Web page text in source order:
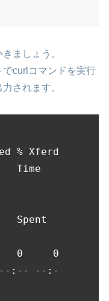
ましょう。
でcurlコマンドを実行
されます。
Time
Spent
:-- --:-